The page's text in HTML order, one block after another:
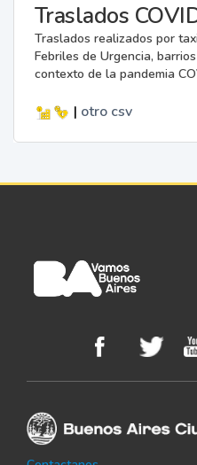
Traslados
Traslados realizados por
Febriles de Urgencia,
contexto de la pandemia
| otro csv